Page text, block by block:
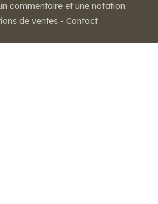
commentaire et une notation.
de ventes - Contact